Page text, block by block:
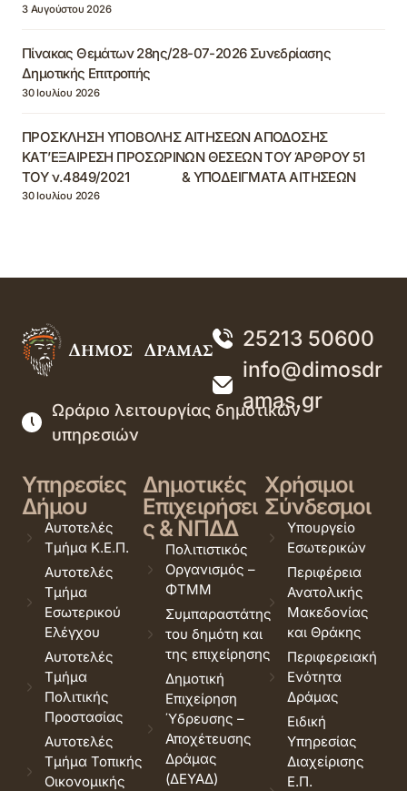
3 Αυγούστου 2026
Πίνακας Θεμάτων 28ης/28-07-2026 Συνεδρίασης
Δημοτικής Επιτροπής
30 Ιουλίου 2026
ΠΡΟΣΚΛΗΣΗ ΥΠΟΒΟΛΗΣ ΑΙΤΗΣΕΩΝ ΑΠΟΔΟΣΗΣ
ΚΑΤ’ΕΞΑΙΡΕΣΗ ΠΡΟΣΩΡΙΝΩΝ ΘΕΣΕΩΝ ΤΟΥ ΆΡΘΡΟΥ 51
ΤΟΥ ν.4849/2021 & ΥΠΟΔΕΙΓΜΑΤΑ ΑΙΤΗΣΕΩΝ
30 Ιουλίου 2026
25213 50600
info@dimosdr
amas.gr
Ωράριο λειτουργίας δημοτικών
υπηρεσιών
Υπηρεσίες
Δήμου
Αυτοτελές
Τμήμα Κ.Ε.Π.
Αυτοτελές
Τμήμα
Εσωτερικού
Ελέγχου
Αυτοτελές
Τμήμα
Πολιτικής
Προστασίας
Αυτοτελές
Τμήμα Τοπικής
Οικονομικής
Δημοτικές
Επιχειρήσει
ς & ΝΠΔΔ
Πολιτιστικός
Οργανισμός –
ΦΤΜΜ
Συμπαραστάτης
του δημότη και
της επιχείρησης
Δημοτική
Επιχείρηση
Ύδρευσης –
Αποχέτευσης
Δράμας
(ΔΕΥΑΔ)
Χρήσιμοι
Σύνδεσμοι
Υπουργείο
Εσωτερικών
Περιφέρεια
Ανατολικής
Μακεδονίας
και Θράκης
Περιφερειακή
Ενότητα
Δράμας
Ειδική
Υπηρεσίας
Διαχείρισης
Ε.Π.